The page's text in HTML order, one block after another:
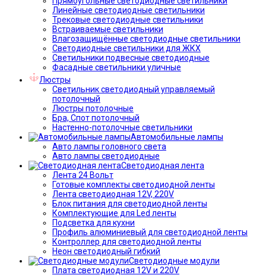
Линейные светодиодные светильники
Трековые светодиодные светильники
Встраиваемые светильники
Влагозащищённые светодиодные светильники
Светодиодные светильники для ЖКХ
Светильники подвесные светодиодные
Фасадные светильники уличные
Люстры
Светильник светодиодный управляемый
потолочный
Люстры потолочные
Бра, Спот потолочный
Настенно-потолочные светильники
Автомобильные лампы
Авто лампы головного света
Авто лампы светодиодные
Светодиодная лента
Лента 24 Вольт
Готовые комплекты светодиодной ленты
Лента светодиодная 12V, 220V
Блок питания для светодиодной ленты
Комплектующие для Led ленты
Подсветка для кухни
Профиль алюминиевый для светодиодной ленты
Контроллер для светодиодной ленты
Неон светодиодный гибкий
Светодиодные модули
Плата светодиодная 12V и 220V